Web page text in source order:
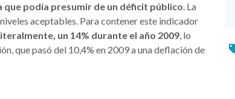
que podía presumir de un déficit público. La
aceptables. Para contener este indicador
un 14% durante el año 2009, lo
que pasó del 10,4% en 2009 a una deflación de